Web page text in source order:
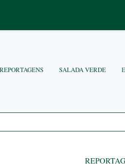
REPORTAGENS SALADA VERDE